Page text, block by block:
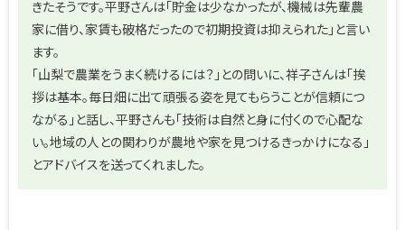
きたそうです。平野さんは「貯金は少なかったが、機械は先輩農
家に借り、家賃も破格だったので初期投資は抑えられた」と言い
ます。
「山梨で農業をうまく続けるには？」との問いに、祥子さんは「挨
拶は基本。毎日畑に出て頑張る姿を見てもらうことが信頼につ
ながる」と話し、平野さんも「技術は自然と身に付くので心配な
い。地域の人との関わりが農地や家を見つけるきっかけになる」
とアドバイスを送ってくれました。